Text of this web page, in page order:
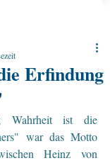
Erfindung
Wahrheit ist die
war das Motto
Heinz von